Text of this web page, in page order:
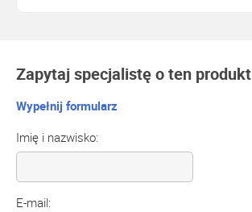
Zapytaj specjalistę o ten produkt
Wypełnij formularz
Imię i nazwisko:
E-mail: